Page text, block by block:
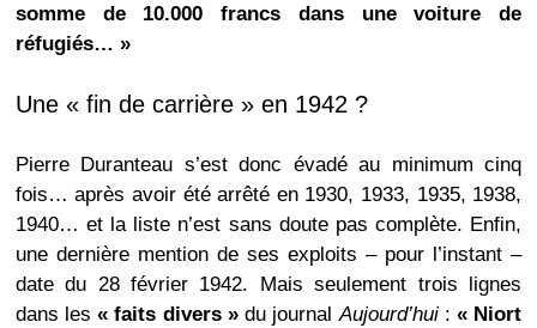
somme de 10.000 francs dans une voiture de
réfugiés… »
Une « fin de carrière » en 1942 ?
Pierre Duranteau s’est donc évadé au minimum cinq
fois… après avoir été arrêté en 1930, 1933, 1935, 1938,
1940… et la liste n’est sans doute pas complète. Enfin,
une dernière mention de ses exploits – pour l’instant –
date du 28 février 1942. Mais seulement trois lignes
dans les« faits divers »du journalAujourd’hui: « Niort